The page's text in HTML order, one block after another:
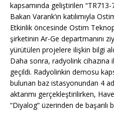
kapsamında geliştirilen
Bakan Varank’ın katılımıyla
Etkinlik öncesinde Ostim
şirketinin Ar-Ge departmanını
yürütülen projelere ilişkin bilgi
Daha sonra, radyolink cihazına
geçildi. Radyolinkin demosu
bulunan baz istasyonundan 4
aktarımı gerçekleştirilirken,
“Diyalog” üzerinden de başarılı